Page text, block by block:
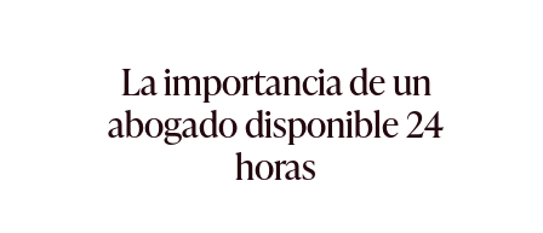
La importancia de un
abogado disponible 24
horas